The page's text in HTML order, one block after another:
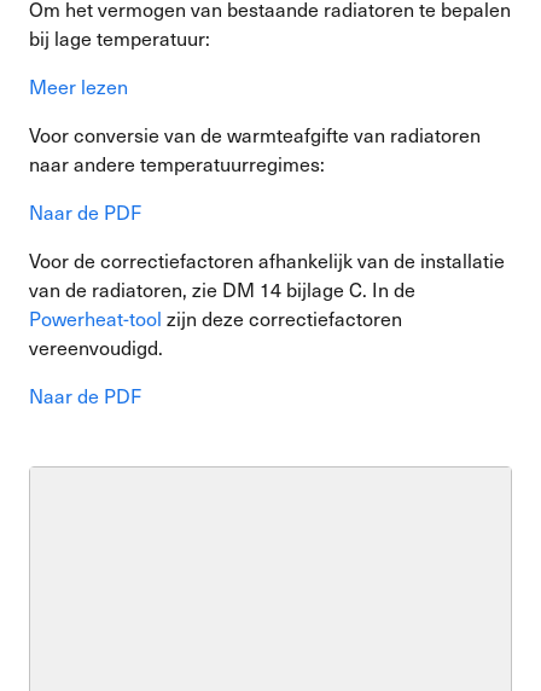
Om het vermogen van bestaande radiatoren te bepalen
bij lage temperatuur:
Meer lezen
Voor conversie van de warmteafgifte van radiatoren
naar andere temperatuurregimes:
Naar de PDF
Voor de correctiefactoren afhankelijk van de installatie
van de radiatoren, zie DM 14 bijlage C. In de
Powerheat-tool zijn deze correctiefactoren
vereenvoudigd.
Naar de PDF